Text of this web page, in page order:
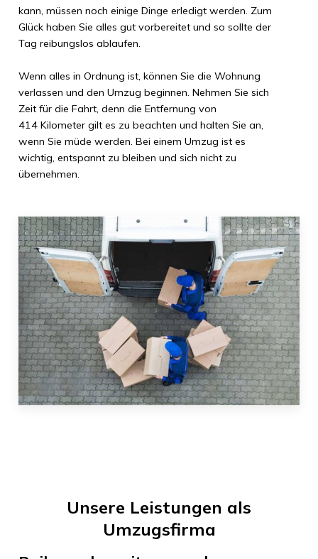
kann, müssen noch einige Dinge erledigt werden. Zum
Glück haben Sie alles gut vorbereitet und so sollte der
Tag reibungslos ablaufen.
Wenn alles in Ordnung ist, können Sie die Wohnung
verlassen und den Umzug beginnen. Nehmen Sie sich
Zeit für die Fahrt, denn die Entfernung von
414 Kilometergilt es zu beachten und halten Sie an,
wenn Sie müde werden. Bei einem Umzug ist es
wichtig, entspannt zu bleiben und sich nicht zu
übernehmen.
Unsere Leistungen als
Umzugsfirma